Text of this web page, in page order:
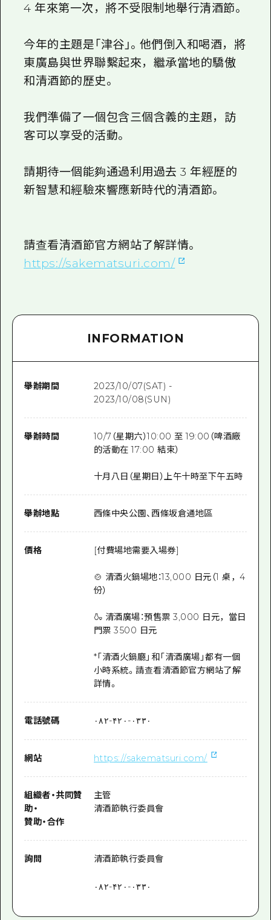
4 年來第一次，將不受限制地舉行清酒節。
今年的主題是「津谷」。他們倒入和喝酒，將
東廣島與世界聯繫起來，繼承當地的驕傲
和清酒節的歷史。
我們準備了一個包含三個含義的主題，訪
客可以享受的活動。
請期待一個能夠通過利用過去 3 年經歷的
新智慧和經驗來響應新時代的清酒節。
請查看清酒節官方網站了解詳情。
https://sakematsuri.com/
INFORMATION
舉辦期間
2023/10/07(SAT) -
2023/10/08(SUN)
舉辦時間
10/7（星期六）10:00 至 19:00（啤酒廠
的活動在 17:00 結束）
十月八日（星期日）上午十時至下午五時
舉辦地點 西條中央公園、西條坂倉通地區
價格 [付費場地需要入場券]
🍲 清酒火鍋場地：13,000 日元（1 桌，4
份）
🍶 清酒廣場：預售票 3,000 日元，當日
門票 3500 日元
*「清酒火鍋廳」和「清酒廣場」都有一個
小時系統。請查看清酒節官方網站了解
詳情。
電話號碼 ۰۸۲-۴۲۰-۰۳۳۰
網站 https://sakematsuri.com/
組織者・共同贊
助・
贊助・合作
主管
清酒節執行委員會
詢問 清酒節執行委員會
۰۸۲-۴۲۰-۰۳۳۰